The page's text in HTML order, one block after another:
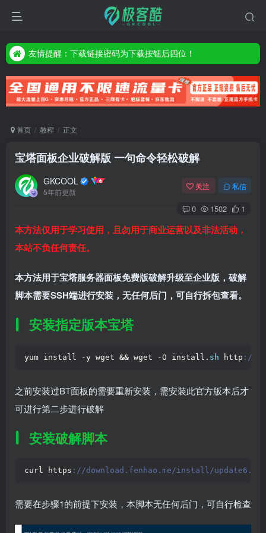
友情提醒：下载链接密码为下载按钮后四位！
友情提醒：下载链接密码为下载按钮后四位！
首页 教程 正文
宝塔面板企业破解版 一句命令轻松破解
GKCOOL
5年前更新
关注 私信
0 1502 1
本方法仅用于学习使用，且勿用于商业运营以及非法活动，
本站不负任何责任。
本方法用于宝塔服务器面板免费版破解升级至企业版，破解
脚本需要SSH端进行安装，无任何后门，可自行拆包查看。
安装指定版本宝塔
yum install -y wget && wget -O install. sh http ://
之前安装过BT面板的需要重新安装，需安装此官方版本后才
可进行第二步进行破解
安装破解脚本
curl https ://download.fenhao.me/install/
需要在步骤1的前提下安装，本脚本无任何后门，可自行检查